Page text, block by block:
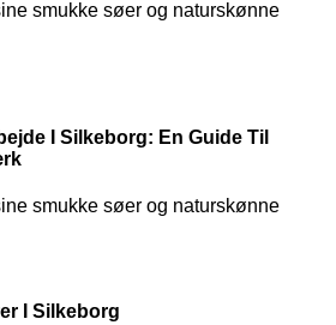
smukke søer og naturskønne
I Silkeborg: En Guide Til
smukke søer og naturskønne
I Silkeborg